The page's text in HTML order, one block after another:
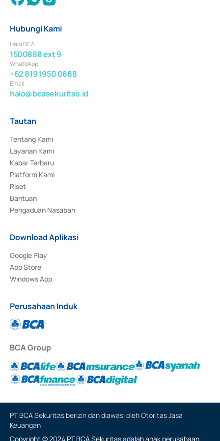
Hubungi Kami
Halo BCA
1500888 ext 9
WhatsApp
+62 819 1950 0888
Email
halo@bcasekuritas.id
Tautan
Tentang Kami
Layanan Kami
Kabar Terbaru
Platform Kami
Riset
Bantuan
Pengaduan Nasabah
Download Aplikasi
Google Play
App Store
Windows App
Perusahaan Induk
BCA Group
PT BCA Sekuritas berizin dan diawasi oleh Otoritas Jasa
Keuangan
Copyright © 2024 PT BCA Sekuritas adalah anak perusahaan